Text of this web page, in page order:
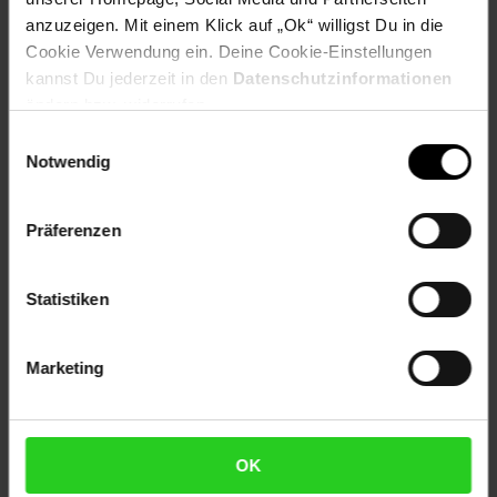
anzuzeigen. Mit einem Klick auf „Ok“ willigst Du in die
Cookie Verwendung ein. Deine Cookie-Einstellungen
kannst Du jederzeit in den Datenschutzinformationen
Notwendig
Präferenzen
Statistiken
Marketing
OK
Artikel gehört zur Kategorie:
Netto Reisen TV-Shop Weinwelt